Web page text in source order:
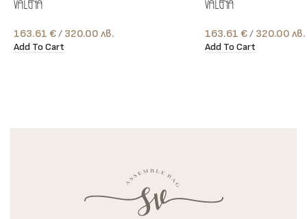
Valena
163.61€ лв.
Add To Cart
Valena
163.61 € лв.
Add To Cart